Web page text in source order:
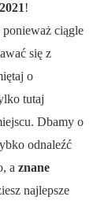
2021!
ponieważ ciągle
się z
o
tutaj
Dbamy o
odnaleźć
a znane
najlepsze